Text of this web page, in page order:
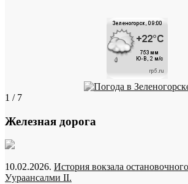
1 / 7
Железная дорога
10.02.2026. История вокзала
Уураансалми II.